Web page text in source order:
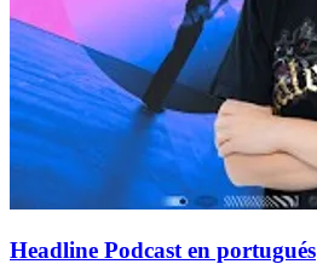
Headline Podcast en portugués